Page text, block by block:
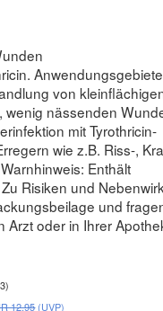
von
wenig nässenden
mit Tyrothricin-
wie z.B. Riss-,
Enthält
Risiken und
und
Arzt oder in Ihrer
12,95(UVP)